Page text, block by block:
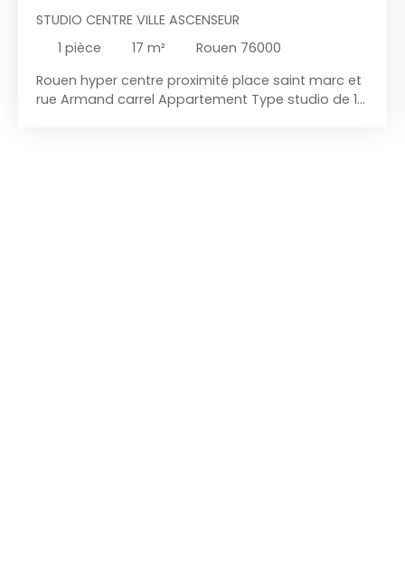
STUDIO CENTRE VILLE ASCENSEUR
1 pièce 17 m²
Rouen 76000
Rouen hyper centre proximité place saint marc et
rue Armand carrel Appartement Type studio de 17